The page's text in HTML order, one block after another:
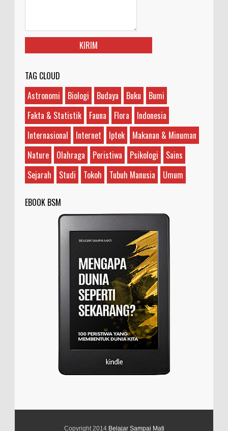
TAG CLOUD
Astronomi
Biologi Budaya Buku
Bumi
Fakta & Statistik
Fauna Flora
Indonesia
Internasional
Internet Iptek
Makanan & Minuman
Nature
Olahraga Peristiwa Psikologi
Sains
Sejarah
Studi Tokoh Tubuh Manusia Umum
EBOOK BSM
Copyright 2014 Belajar Sampai Mati